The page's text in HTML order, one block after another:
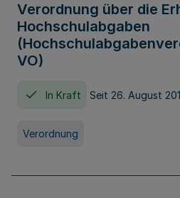
Verordnung über die
Hochschulabgaben
VO)
In Kraft Seit 26. August
Verordnung